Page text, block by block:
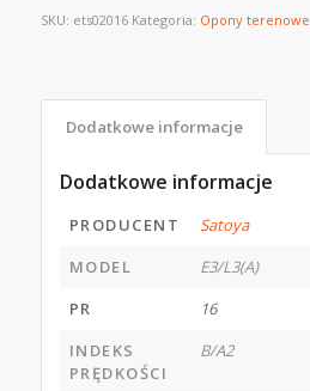
SKU: ets02016 Kategoria: Opony terenowe
Dodatkowe informacje
Dodatkowe informacje
PRODUCENT
Satoya
MODEL
E3/L3(A)
PR
16
INDEKS
PRĘDKOŚCI
B/A2